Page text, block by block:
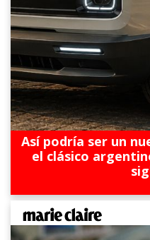
Así podría ser un
el clásico